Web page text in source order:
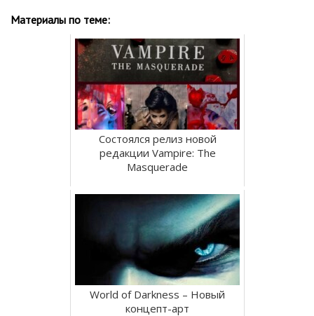
Материалы по теме:
Состоялся релиз новой
редакции Vampire: The
Masquerade
World of Darkness – Новый
концепт-арт